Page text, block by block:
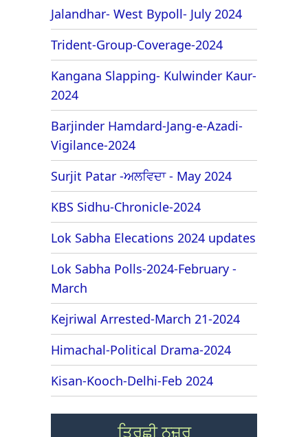
Jalandhar- West Bypoll- July 2024
Trident-Group-Coverage-2024
Kangana Slapping- Kulwinder Kaur-
2024
Barjinder Hamdard-Jang-e-Azadi-
Vigilance-2024
Surjit Patar -ਅਲਵਿਦਾ - May 2024
KBS Sidhu-Chronicle-2024
Lok Sabha Elecations 2024 updates
Lok Sabha Polls-2024-February -
March
Kejriwal Arrested-March 21-2024
Himachal-Political Drama-2024
Kisan-Kooch-Delhi-Feb 2024
ਤਿਰਛੀ ਨਜ਼ਰ